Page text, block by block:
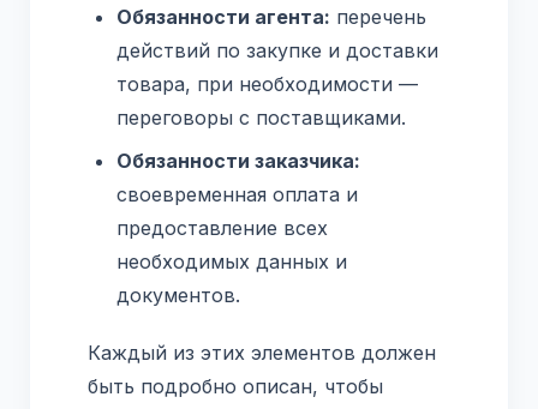
Обязанности агента: перечень
действий по закупке и доставки
товара, при необходимости —
переговоры с поставщиками.
Обязанности заказчика:
своевременная оплата и
предоставление всех
необходимых данных и
документов.
Каждый из этих элементов должен
быть подробно описан, чтобы